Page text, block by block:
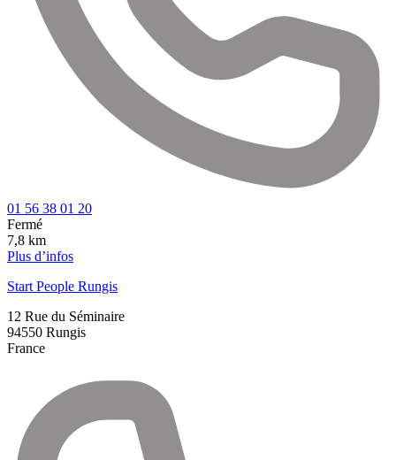
01 56 38 01 20
Fermé
7,8 km
Plus d’infos
Start People Rungis
12 Rue du Séminaire
94550 Rungis
France